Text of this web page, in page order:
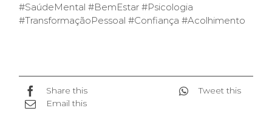
#SaúdeMental #BemEstar #Psicologia
#TransformaçãoPessoal #Confiança #Acolhimento
Share this
Tweet this
Email this